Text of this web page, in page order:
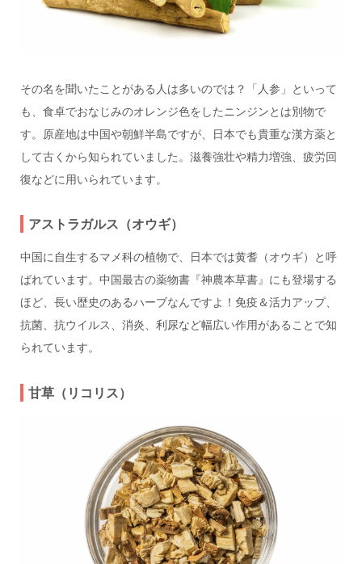
その名を聞いたことがある人は多いのでは？「人参」といって
も、食卓でおなじみのオレンジ色をしたニンジンとは別物で
す。原産地は中国や朝鮮半島ですが、日本でも貴重な漢方薬と
して古くから知られていました。滋養強壮や精力増強、疲労回
復などに用いられています。
アストラガルス（オウギ）
中国に自生するマメ科の植物で、日本では黄耆（オウギ）と呼
ばれています。中国最古の薬物書『神農本草書』にも登場する
ほど、長い歴史のあるハーブなんですよ！免疫＆活力アップ、
抗菌、抗ウイルス、消炎、利尿など幅広い作用があることで知
られています。
甘草（リコリス）